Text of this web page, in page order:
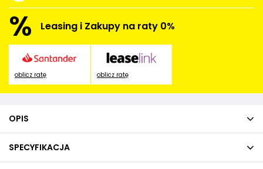
% Leasing i Zakupy na raty 0%
oblicz ratę oblicz ratę
OPIS
SPECYFIKACJA